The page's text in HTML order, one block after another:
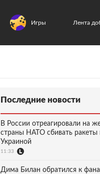
Игры Лента
Последние новости
В России отреагировали на
страны НАТО сбивать ракеты
Украиной
11:33
Дима Билан обратился к